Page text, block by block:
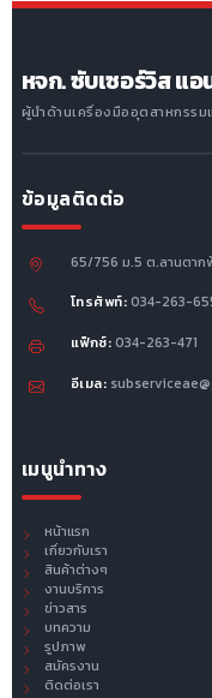
หจก. ซับเซอร์วิส แ
ผู้นำด้านเครื่องมืออุตสาหกรรม
ข้อมูลติดต่อ
65/756 ม.5 ต.ลานตาก
โทรศัพท์: 034-263-
แฟ็กซ์: 034-263-471
อีเมล:
เมนูนำทาง
หน้าแรก
เกี่ยวกับเรา
สินค้าต่างๆ
งานบริการ
ข่าวสาร
บทความ
รูปภาพ
สมัครงาน
ติดต่อเรา